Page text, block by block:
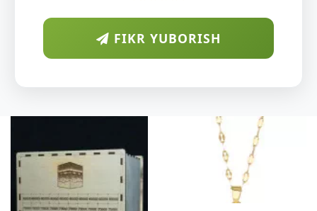
FIKR YUBORISH